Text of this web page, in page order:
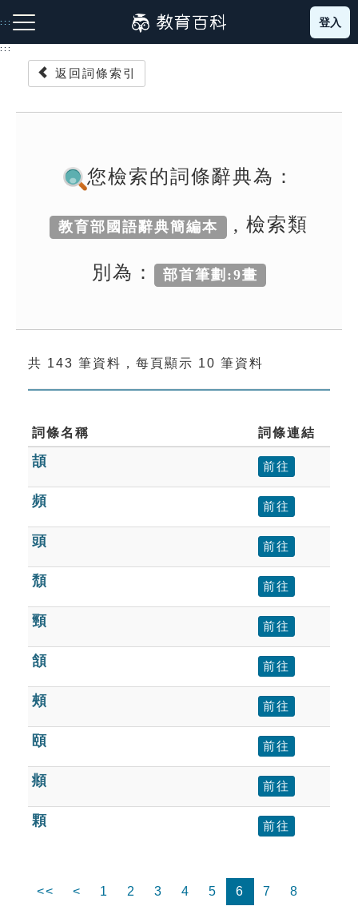
到
主
:::
成語故事
索引選單
單字索引
生命大百科索引
遊戲專區
教學應用
貓頭鷹博士
登入
:::
返回詞條索引
您檢索的詞條辭典為：
教育部國語辭典簡編本 , 檢索類
別為： 部首筆劃:9畫
共 143 筆資料，每頁顯示 10 筆資料
詞條名稱 詞條連結
頡 前往
頻 前往
頭 前往
頹 前往
頸 前往
頷 前往
頰 前往
頤 前往
頫 前往
顆 前往
<< < 1 2 3 4 5 6 7
8